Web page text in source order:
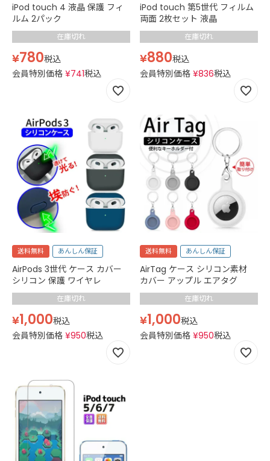
iPod touch 4 液晶 保護 フィ
ルム 2パック
在庫切れ
¥780税込
会員特別価格 ¥741税込
iPod touch 第5世代 フィルム
両面 2枚セット 液晶
在庫切れ
¥880税込
会員特別価格 ¥836税込
送料無料 あんしん保証
AirPods 3世代 ケース カバー
シリコン 保護 ワイヤレ
在庫切れ
¥1,000税込
会員特別価格 ¥950税込
送料無料 あんしん保証
AirTag ケース シリコン素材
カバー アップル エアタグ
在庫切れ
¥1,000税込
会員特別価格 ¥950税込